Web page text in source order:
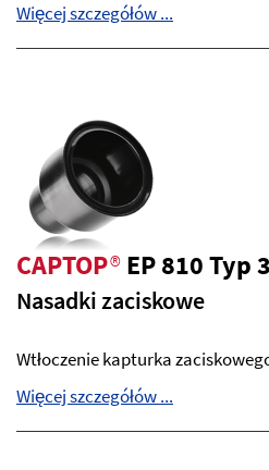
Więcej szczegółów ...
CAPTOP®EP 810 Typ
Nasadki zaciskowe
Wtłoczenie kapturka
Więcej szczegółów ...